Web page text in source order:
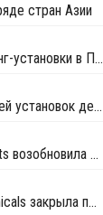
стран Азии
Repsol возобновит работу крекинг-установки в Португалии в июне
Коэффициент загрузки мощностей установок дегидрированию пропана в Китае в мае снизится примерно до 50%
Компания Tamilnadu Petroproducts возобновила производство окиси пропилена
Deepak Fertilisers and Petrochemicals закрыла производство изопропилового спирта из-за перебоев в поставках пропилена